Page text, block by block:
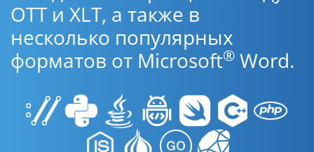
OTT и XLT, а также в
несколько популярных
форматов от Microsoft® Word.